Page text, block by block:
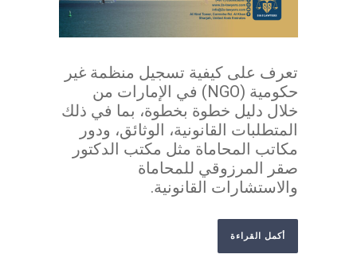
تعرف على كيفية تسجيل منظمة غير
حكومية (NGO) في الإمارات من
خلال دليل خطوة بخطوة، بما في ذلك
المتطلبات القانونية، الوثائق، ودور
مكاتب المحاماة مثل مكتب الدكتور
صقر المرزوقي للمحاماة
والاستشارات القانونية.
أكمل القراءة